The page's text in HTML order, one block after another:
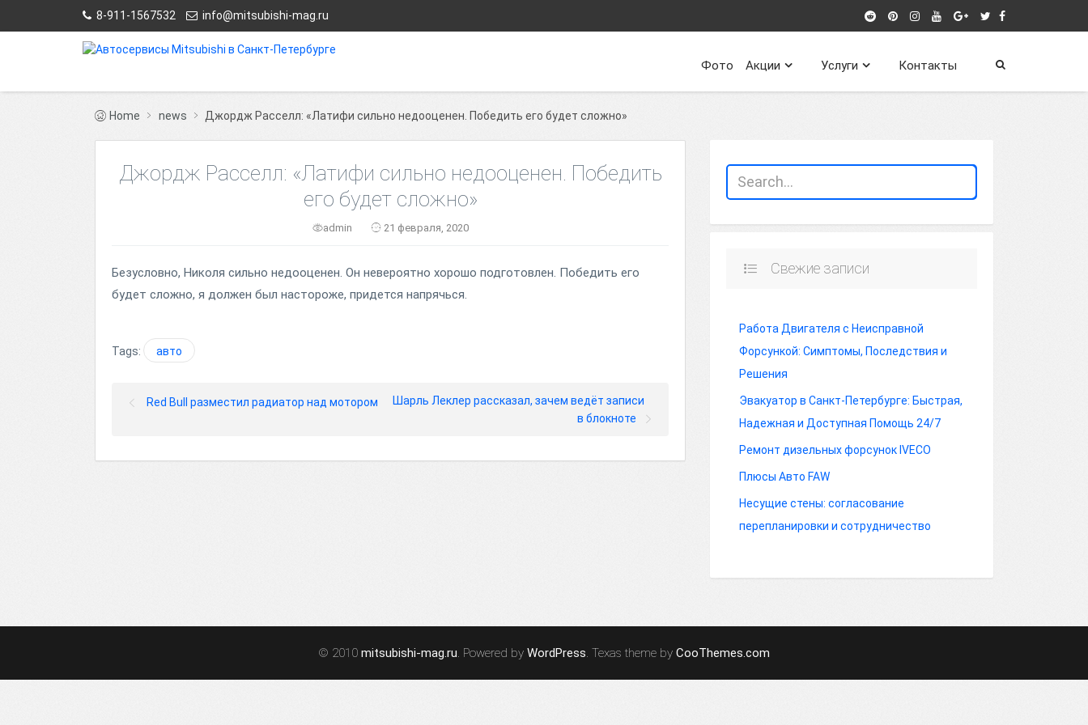
8-911-1567532 info@mitsubishi-mag.ru
Контакты
Услуги
Акции
Фото
Home news Джордж Расселл: «Латифи сильно недооценен. Победить его будет сложно»
Джордж Расселл: «Латифи сильно недооценен. Победить
его будет сложно»
admin 21 февраля, 2020
Безусловно, Николя сильно недооценен. Он невероятно хорошо подготовлен. Победить его
будет сложно, я должен был настороже, придется напрячься.
Tags: авто
Red Bull разместил радиатор над мотором
Шарль Леклер рассказал, зачем ведёт записи
в блокноте
Свежие записи
Работа Двигателя с Неисправной
Форсункой: Симптомы, Последствия и
Решения
Эвакуатор в Санкт-Петербурге: Быстрая,
Надежная и Доступная Помощь 24/7
Ремонт дизельных форсунок IVECO
Плюсы Авто FAW
Несущие стены: согласование
перепланировки и сотрудничество
© 2010 mitsubishi-mag.ru. Powered by WordPress. Texas theme by CooThemes.com